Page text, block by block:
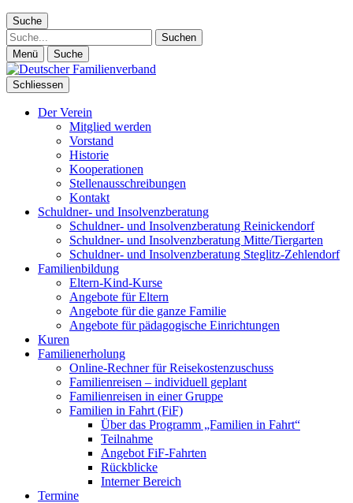
Suche
Suche
Menü Suche
Schliessen
Der Verein
Mitglied werden
Vorstand
Historie
Kooperationen
Stellenausschreibungen
Kontakt
Schuldner- und Insolvenzberatung
Schuldner- und Insolvenzberatung Reinickendorf
Schuldner- und Insolvenzberatung Mitte/Tiergarten
Schuldner- und Insolvenzberatung Steglitz-Zehlendorf
Familienbildung
Eltern-Kind-Kurse
Angebote für Eltern
Angebote für die ganze Familie
Angebote für pädagogische Einrichtungen
Kuren
Familienerholung
Online-Rechner für Reisekostenzuschuss
Familienreisen – individuell geplant
Familienreisen in einer Gruppe
Familien in Fahrt (FiF)
Über das Programm „Familien in Fahrt“
Teilnahme
Angebot FiF-Fahrten
Rückblicke
Interner Bereich
Termine